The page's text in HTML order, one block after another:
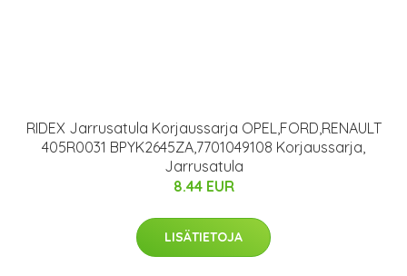
RIDEX Jarrusatula Korjaussarja OPEL,FORD,RENAULT
405R0031 BPYK2645ZA,7701049108 Korjaussarja,
Jarrusatula
8.44 EUR
LISÄTIETOJA